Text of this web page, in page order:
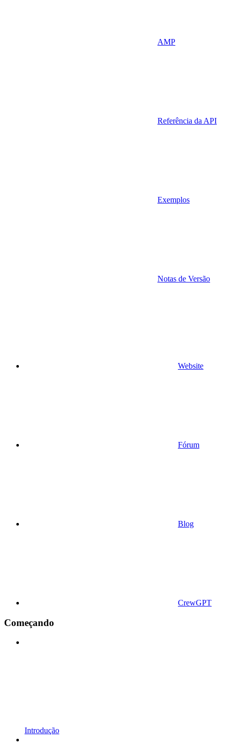
AMP
Referência da API
Exemplos
Notas de Versão
Website
Fórum
Blog
CrewGPT
Começando
Introdução